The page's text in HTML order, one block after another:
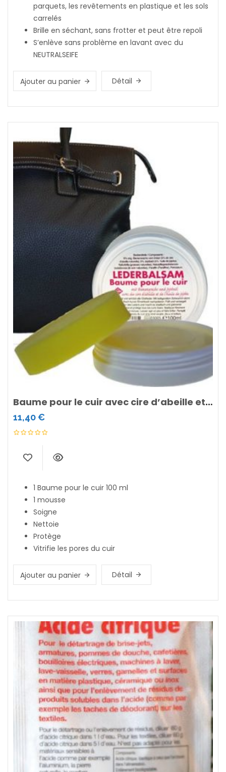
parquets, les revêtements en plastique et les sols
carrelés
Brille en séchant, sans frotter et peut être repoli
S’enlève sans problème en lavant avec du
NEUTRALSEIFE
Ajouter au panier Détail
Baume pour le cuir avec cire d’abeille et huile de jojoba
11,40€
1 Baume pour le cuir 100 ml
1 mousse
Soigne
Nettoie
Protège
Vitrifie les pores du cuir
Ajouter au panier Détail